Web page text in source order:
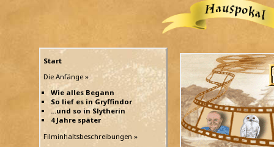
Start
Die Anfänge »
Wie alles Begann
So lief es in Gryffindor
...und so in Slytherin
4 Jahre später
Filminhaltsbeschreibungen »